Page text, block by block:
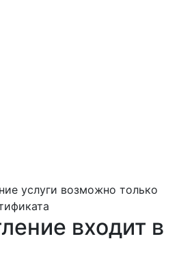
услуги возможно только
входит в